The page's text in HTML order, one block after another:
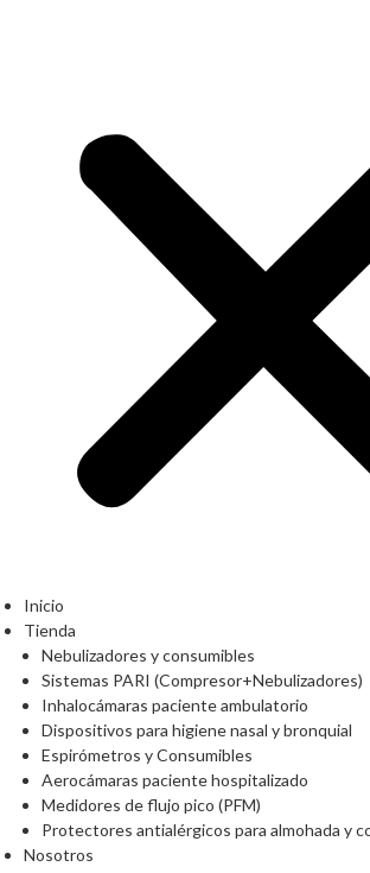
Inicio
Tienda
Nebulizadores y consumibles
Sistemas PARI (Compresor+Nebulizadores)
Inhalocámaras paciente ambulatorio
Dispositivos para higiene nasal y bronquial
Espirómetros y Consumibles
Aerocámaras paciente hospitalizado
Medidores de flujo pico (PFM)
Protectores antialérgicos para almohada y
Nosotros